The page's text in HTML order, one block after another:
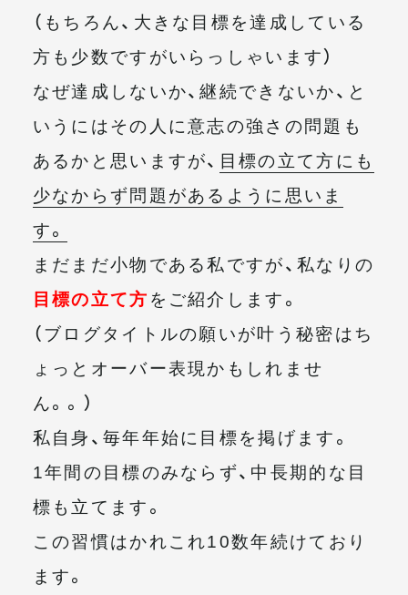
（もちろん、大きな目標を達成している
方も少数ですがいらっしゃいます）
なぜ達成しないか、継続できないか、と
いうにはその人に意志の強さの問題も
あるかと思いますが、 目標の立て方にも
少なからず問題があるように思いま
す。
まだまだ小物である私ですが、私なりの
目標の立て方をご紹介します。
（ブログタイトルの願いが叶う秘密はち
ょっとオーバー表現かもしれませ
ん。。）
私自身、毎年年始に目標を掲げます。
1年間の目標のみならず、中長期的な目
標も立てます。
この習慣はかれこれ10数年続けており
ます。